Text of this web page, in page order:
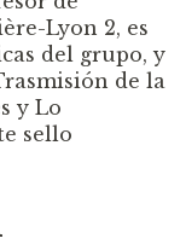
Lyon 2, es
del grupo, y
de la
y Lo
sello